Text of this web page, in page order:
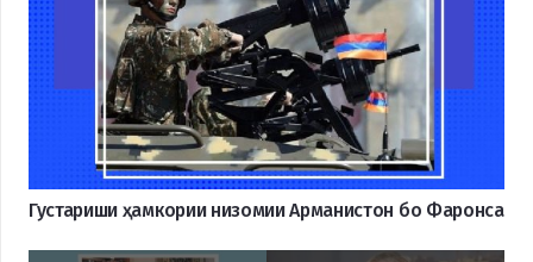
Густариши ҳамкории низомии Арманистон бо Фаронса